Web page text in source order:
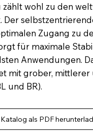
zählt wohl zu den
Der
Zugang zu
für maximale
Anwendungen.
mit grober,
und BR).
Katalog als PDF